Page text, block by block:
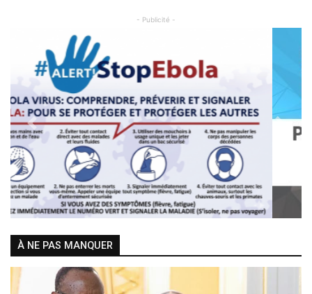
- Publicité -
Previous Next
À NE PAS MANQUER